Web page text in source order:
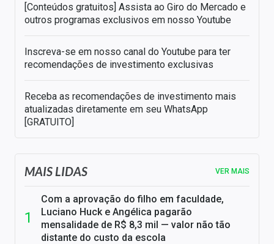
[Conteúdos gratuitos] Assista ao Giro do Mercado e
outros programas exclusivos em nosso Youtube
Inscreva-se em nosso canal do Youtube para ter
recomendações de investimento exclusivas
Receba as recomendações de investimento mais
atualizadas diretamente em seu WhatsApp
[GRATUITO]
MAIS LIDAS VER MAIS
Com a aprovação do filho em faculdade,
Luciano Huck e Angélica pagarão
mensalidade de R$ 8,3 mil — valor não tão
distante do custo da escola